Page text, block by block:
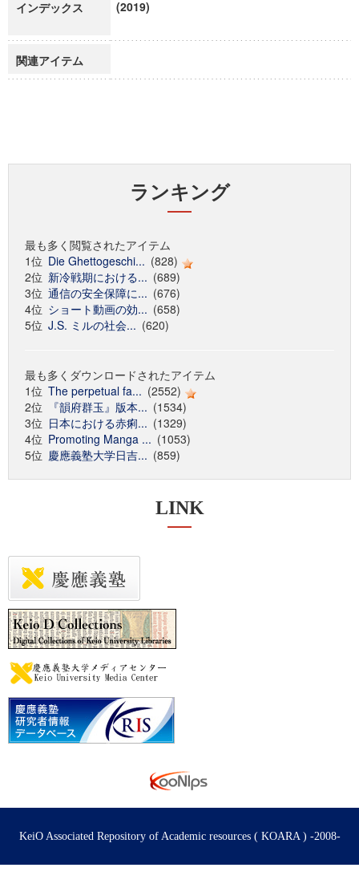
インデックス
(2019)
関連アイテム
ランキング
最も多く閲覧されたアイテム
1位 Die Ghettogeschi... (828)
2位 新冷戦期における... (689)
3位 通信の安全保障に... (676)
4位 ショート動画の効... (658)
5位 J.S. ミルの社会... (620)
最も多くダウンロードされたアイテム
1位 The perpetual fa... (2552)
2位
『韻府群玉』版本... (1534)
3位 日本における赤痢... (1329)
4位 Promoting Manga ... (1053)
5位 慶應義塾大学日吉... (859)
LINK
KeiO Associated Repository of Academic resources ( KOARA ) -2008-